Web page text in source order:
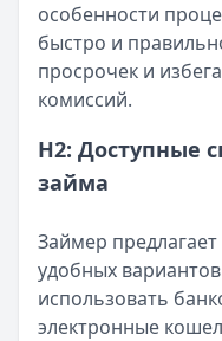
особенности
быстро и
просрочек и
комиссий.
H2: Доступные
займа
Займер
удобных
использовать
электронные